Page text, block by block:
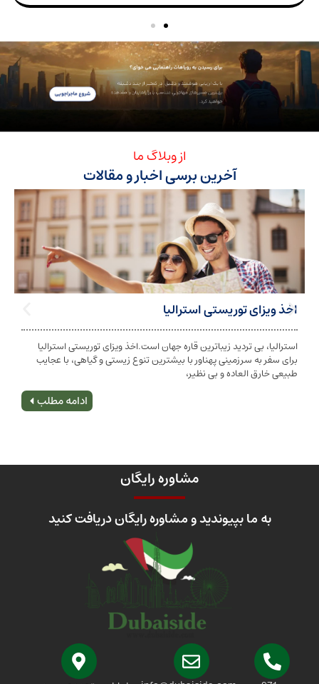
آخرین برسی اخبار و مقالات
توریستی استرالیا
تردید زیباترین قاره جهان است.اخذ ویزای توریستی استرالیا
سرزمینی پهناور با بیشترین تنوع زیستی و گیاهی، با عجایب
العاده و بی نظیر،
تابعیت و اخذ
شخص به دولت
مشاوره رایگان
بپیوندید و مشاوره رایگان دریافت کنید